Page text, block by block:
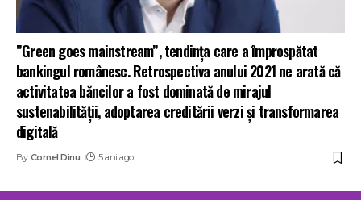
”Green goes mainstream”, tendința care a împrospătat
bankingul românesc. Retrospectiva anului 2021 ne arată că
activitatea băncilor a fost dominată de mirajul
sustenabilității, adoptarea creditării verzi și transformarea
digitală
By Cornel Dinu 5 ani ago